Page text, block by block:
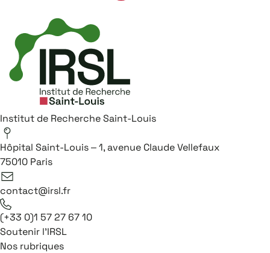
Institut de Recherche Saint-Louis
Hôpital Saint-Louis – 1, avenue Claude Vellefaux
75010 Paris
contact@irsl.fr
(+33 0)1 57 27 67 10
Soutenir l'IRSL
Nos rubriques